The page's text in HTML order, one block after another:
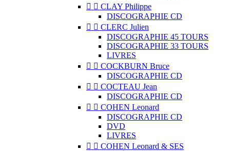
  CLAY Philippe
DISCOGRAPHIE CD
  CLERC Julien
DISCOGRAPHIE 45 TOURS
DISCOGRAPHIE 33 TOURS
LIVRES
  COCKBURN Bruce
DISCOGRAPHIE CD
  COCTEAU Jean
DISCOGRAPHIE CD
  COHEN Leonard
DISCOGRAPHIE CD
DVD
LIVRES
  COHEN Leonard & SES